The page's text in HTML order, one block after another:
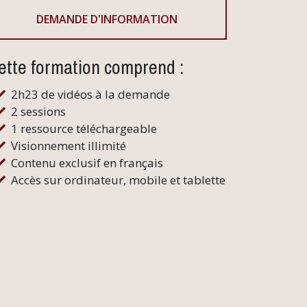
DEMANDE D'INFORMATION
formation comprend :
2h23 de vidéos à la demande
2 sessions
1 ressource téléchargeable
Visionnement illimité
Contenu exclusif en français
Accès sur ordinateur, mobile et tablette